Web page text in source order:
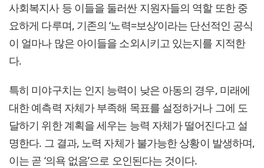
사회복지사 등 이들을 둘러싼 지원자들의 역할 또한 중
요하게 다루며, 기존의 ‘노력=보상’이라는 단선적인 공식
이 얼마나 많은 아이들을 소외시키고 있는지를 지적한
다.
특히 미야구치는 인지 능력이 낮은 아동의 경우, 미래에
대한 예측력 자체가 부족해 목표를 설정하거나 그에 도
달하기 위한 계획을 세우는 능력 자체가 떨어진다고 설
명한다. 그 결과, 노력 자체가 불가능한 상황이 발생하며,
이는 곧 ‘의욕 없음’으로 오인된다는 것이다.